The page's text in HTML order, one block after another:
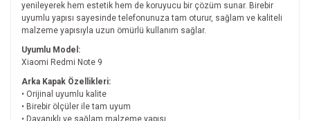
yenileyerek hem estetik hem de koruyucu bir çözüm sunar. Birebir
uyumlu yapısı sayesinde telefonunuza tam oturur, sağlam ve kaliteli
malzeme yapısıyla uzun ömürlü kullanım sağlar.
Uyumlu Model:
Xiaomi Redmi Note 9
Arka Kapak Özellikleri:
• Orijinal uyumlu kalite
• Birebir ölçüler ile tam uyum
• Dayanıklı ve sağlam malzeme yapısı